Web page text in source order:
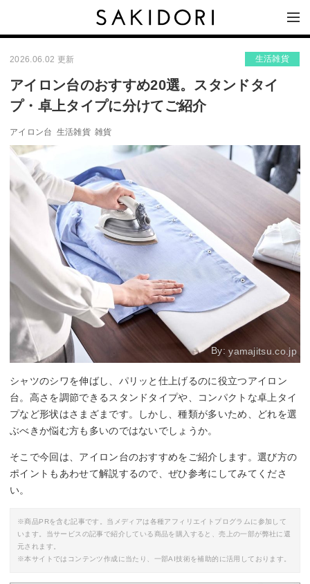
2026.06.02 更新 生活雑貨
アイロン台のおすすめ20選。スタンドタイ
プ・卓上タイプに分けてご紹介
アイロン台 生活雑貨 雑貨
By:yamajitsu.co.jp
シャツのシワを伸ばし、パリッと仕上げるのに役立つアイロン
台。高さを調節できるスタンドタイプや、コンパクトな卓上タイ
プなど形状はさまざまです。しかし、種類が多いため、どれを選
ぶべきか悩む方も多いのではないでしょうか。
そこで今回は、アイロン台のおすすめをご紹介します。選び方の
ポイントもあわせて解説するので、ぜひ参考にしてみてくださ
い。
※商品PRを含む記事です。当メディアは各種アフィリエイトプログラムに参加して
います。当サービスの記事で紹介している商品を購入すると、売上の一部が弊社に還
元されます。
※本サイトではコンテンツ作成に当たり、一部AI技術を補助的に活用しております。